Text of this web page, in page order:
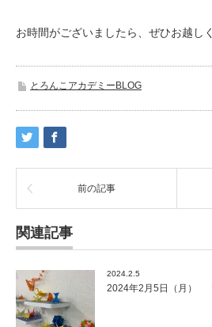
お時間がございましたら、ぜひお越し
とろんこアカデミーBLOG
前の記事
関連記事
2024.2.5
2024年2月5日（月）